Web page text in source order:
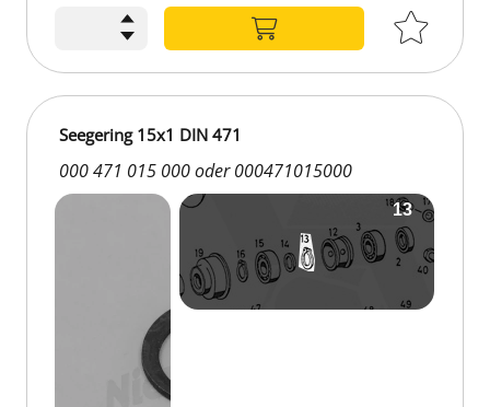
Seegering 15x1 DIN 471
000 471 015 000 oder 000471015000